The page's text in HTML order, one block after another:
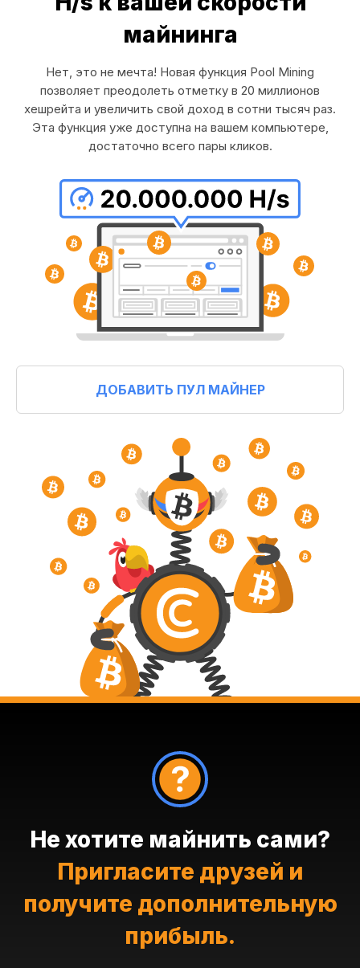
майнинга
Нет, это не мечта! Новая функция Pool Mining
позволяет преодолеть отметку в 20 миллионов
хешрейта и увеличить свой доход в сотни тысяч раз.
Эта функция уже доступна на вашем компьютере,
достаточно всего пары кликов.
ДОБАВИТЬ ПУЛ МАЙНЕР
Не хотите майнить сами?
Пригласите друзей и
получите дополнительную
прибыль.